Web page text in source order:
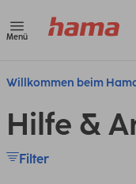
Menü
Willkommen beim
Hilfe &
Filter